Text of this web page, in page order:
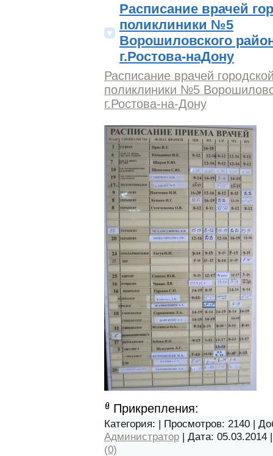
Расписание врачей
поликлиники №5
Ворошиловского
г.Ростова-наДону
Расписание врачей
поликлиники №5
г.Ростова-на-Дону
Прикрепления:
Категория: | Просмотров: 2140 |
Администратор| Дата: 05.03.2014
(0)